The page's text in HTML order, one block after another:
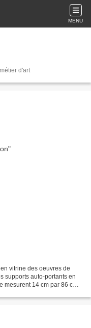
MENU
d'art
vitrine des oeuvres de
supports auto-portants en
14 cm par 86 cm